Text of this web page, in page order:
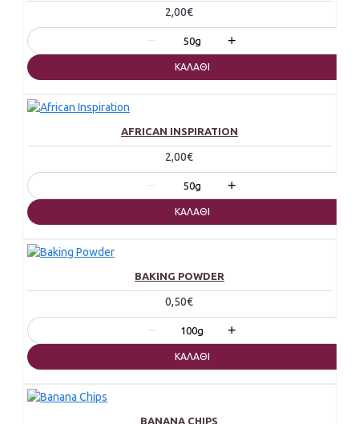
2,00€
− 50g +
ΚΑΛΆΘΙ
AFRICAN INSPIRATION
2,00€
− 50g +
ΚΑΛΆΘΙ
BAKING POWDER
0,50€
− 100g +
ΚΑΛΆΘΙ
BANANA CHIPS